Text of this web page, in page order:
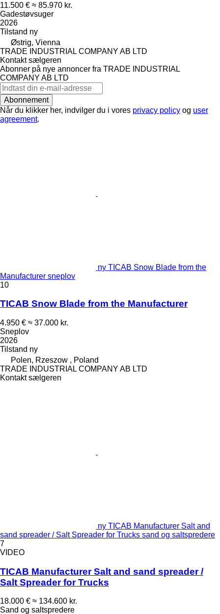
11.500 € ≈ 85.970 kr.
Gadestøvsuger
2026
Tilstand ny
Østrig, Vienna
TRADE INDUSTRIAL COMPANY AB LTD
Kontakt sælgeren
Abonner på nye annoncer fra TRADE INDUSTRIAL
COMPANY AB LTD
Abonnement
Når du klikker her, indvilger du i vores privacy policy og user
agreement.
ny TICAB Snow Blade from the
Manufacturer sneplov
10
TICAB Snow Blade from the Manufacturer
4.950 € ≈ 37.000 kr.
Sneplov
2026
Tilstand ny
Polen, Rzeszow , Poland
TRADE INDUSTRIAL COMPANY AB LTD
Kontakt sælgeren
ny TICAB Manufacturer Salt and
sand spreader / Salt Spreader for Trucks sand og saltspredere
7
VIDEO
TICAB Manufacturer Salt and sand spreader /
Salt Spreader for Trucks
18.000 € ≈ 134.600 kr.
Sand og saltspredere